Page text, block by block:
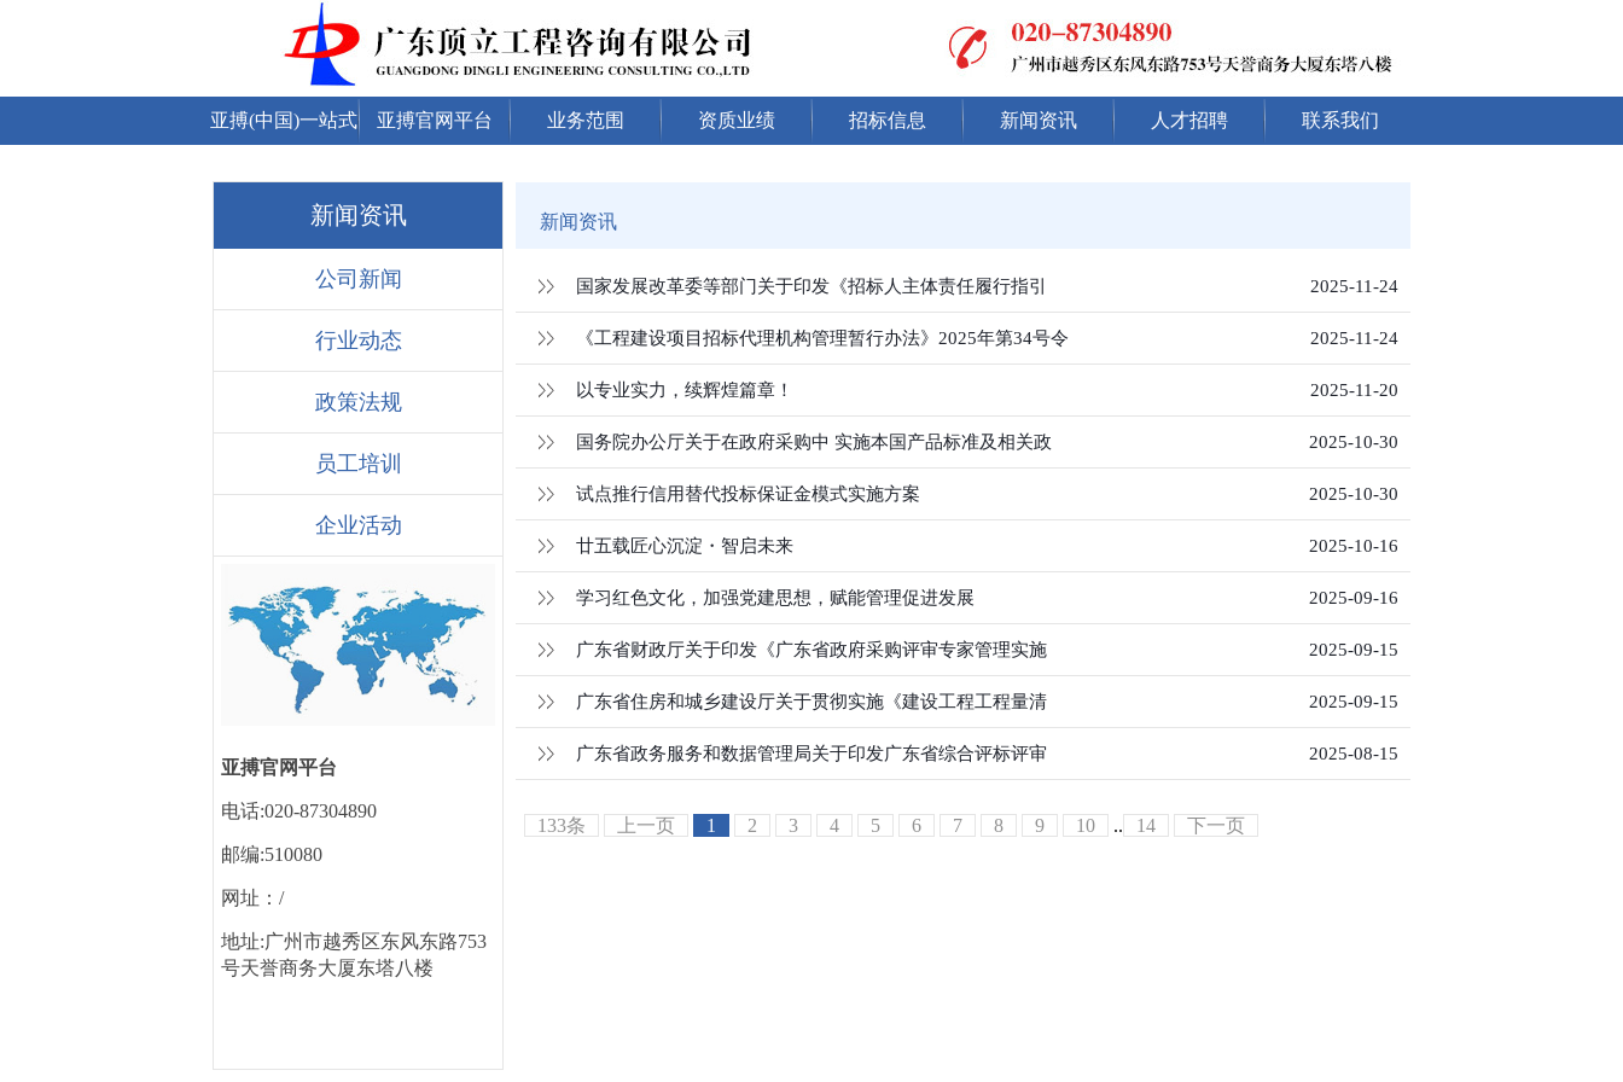
亚搏(中国)一站式 亚搏官网平台 业务范围 资质业绩 招标信息 新闻资讯 人才招聘 联系我们
新闻资讯
公司新闻
行业动态
政策法规
员工培训
企业活动
亚搏官网平台
电话:020-87304890
邮编:510080
网址：/
地址:广州市越秀区东风东路753
号天誉商务大厦东塔八楼
新闻资讯
2025-11-24
国家发展改革委等部门关于印发《招标人主体责任履行指引
2025-11-24
《工程建设项目招标代理机构管理暂行办法》2025年第34号令
2025-11-20
以专业实力，续辉煌篇章！
2025-10-30
国务院办公厅关于在政府采购中 实施本国产品标准及相关政
2025-10-30
试点推行信用替代投标保证金模式实施方案
2025-10-16
廿五载匠心沉淀・智启未来
2025-09-16
学习红色文化，加强党建思想，赋能管理促进发展
2025-09-15
广东省财政厅关于印发《广东省政府采购评审专家管理实施
2025-09-15
广东省住房和城乡建设厅关于贯彻实施《建设工程工程量清
2025-08-15
广东省政务服务和数据管理局关于印发广东省综合评标评审
133条 上一页 1 2 3 4 5 6 7 8 9 10 .. 14 下一页